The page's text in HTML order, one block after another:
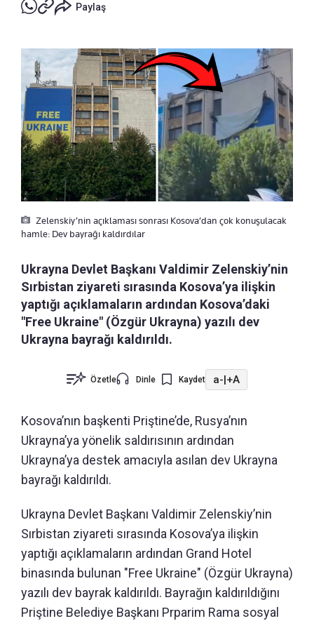
Paylaş
Zelenskiy’nin açıklaması sonrası Kosova’dan çok konuşulacak
hamle: Dev bayrağı kaldırdılar
Ukrayna Devlet Başkanı Valdimir Zelenskiy’nin
Sırbistan ziyareti sırasında Kosova’ya ilişkin
yaptığı açıklamaların ardından Kosova’daki
"Free Ukraine" (Özgür Ukrayna) yazılı dev
Ukrayna bayrağı kaldırıldı.
Özetle Dinle Kaydet a-|+A
Kosova’nın başkenti Priştine’de, Rusya’nın
Ukrayna’ya yönelik saldırısının ardından
Ukrayna’ya destek amacıyla asılan dev Ukrayna
bayrağı kaldırıldı.
Ukrayna Devlet Başkanı Valdimir Zelenskiy’nin
Sırbistan ziyareti sırasında Kosova’ya ilişkin
yaptığı açıklamaların ardından Grand Hotel
binasında bulunan "Free Ukraine" (Özgür Ukrayna)
yazılı dev bayrak kaldırıldı. Bayrağın kaldırıldığını
Priştine Belediye Başkanı Prparim Rama sosyal